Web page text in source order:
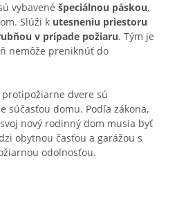
vybavené špeciálnou páskou,
Slúži k utesneniu priestoru
v prípade požiaru. Tým je
nemôže preniknúť do
dvere sú
súčasťou domu. Podľa zákona,
nový rodinný dom musia byť
obytnou časťou a garážou s
odolnosťou.